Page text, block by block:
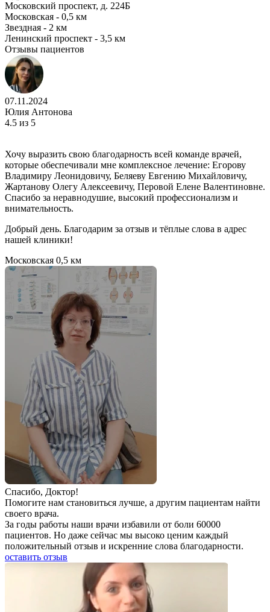
Московский проспект, д. 224Б
Московская - 0,5 км
Звездная - 2 км
Ленинский проспект - 3,5 км
Отзывы пациентов
07.11.2024
Юлия Антонова
4.5 из 5
Хочу выразить свою благодарность всей команде врачей,
которые обеспечивали мне комплексное лечение: Егорову
Владимиру Леонидовичу, Беляеву Евгению Михайловичу,
Жартанову Олегу Алексеевичу, Перовой Елене Валентиновне.
Спасибо за неравнодушие, высокий профессионализм и
внимательность.
Добрый день. Благодарим за отзыв и тёплые слова в адрес
нашей клиники!
Московская 0,5 км
Спаcибо, Доктор!
Помогите нам становиться лучше, а другим пациентам найти
своего врача.
За годы работы наши врачи избавили от боли 60000
пациентов. Но даже сейчас мы высоко ценим каждый
положительный отзыв и искренние слова благодарности.
оставить отзыв